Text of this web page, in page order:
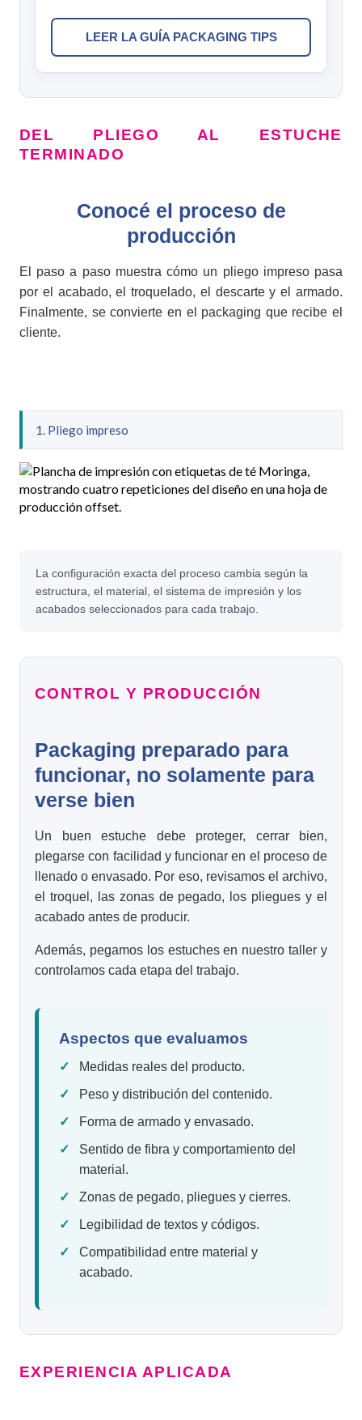
LEER LA GUÍA PACKAGING TIPS
DEL PLIEGO AL ESTUCHE
TERMINADO
Conocé el proceso de
producción
El paso a paso muestra cómo un pliego impreso pasa
por el acabado, el troquelado, el descarte y el armado.
Finalmente, se convierte en el packaging que recibe el
cliente.
1. Pliego impreso
La configuración exacta del proceso cambia según la
estructura, el material, el sistema de impresión y los
acabados seleccionados para cada trabajo.
CONTROL Y PRODUCCIÓN
Packaging preparado para
funcionar, no solamente para
verse bien
Un buen estuche debe proteger, cerrar bien,
plegarse con facilidad y funcionar en el proceso de
llenado o envasado. Por eso, revisamos el archivo,
el troquel, las zonas de pegado, los pliegues y el
acabado antes de producir.
Además, pegamos los estuches en nuestro taller y
controlamos cada etapa del trabajo.
Aspectos que evaluamos
Medidas reales del producto.
Peso y distribución del contenido.
Forma de armado y envasado.
Sentido de fibra y comportamiento del
material.
Zonas de pegado, pliegues y cierres.
Legibilidad de textos y códigos.
Compatibilidad entre material y
acabado.
EXPERIENCIA APLICADA